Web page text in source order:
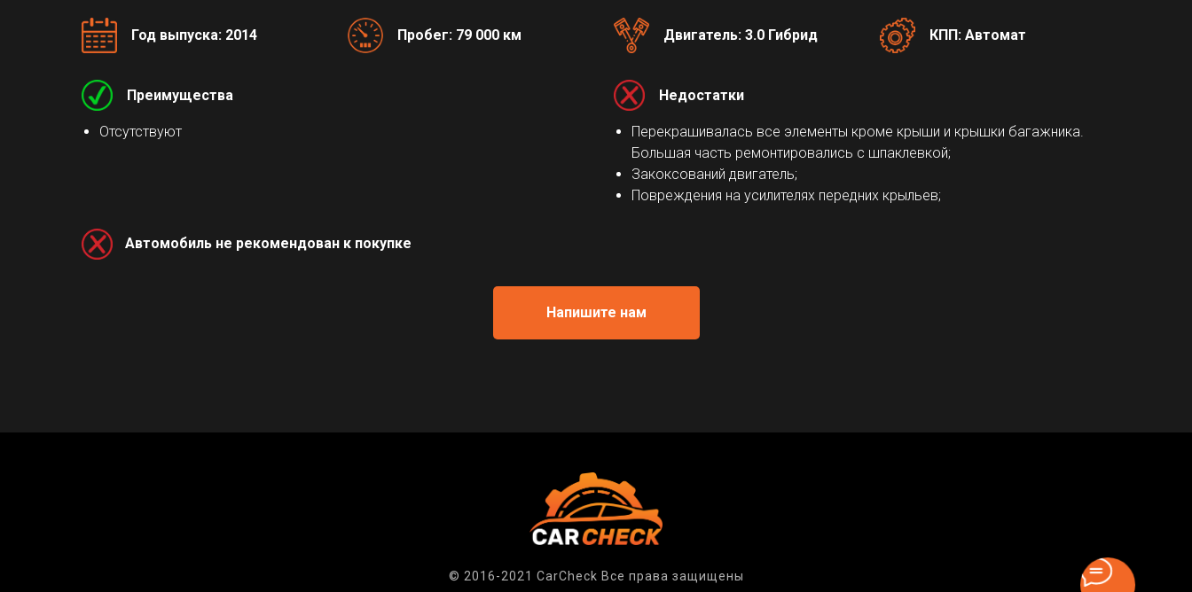
Год выпуска: 2014 Пробег: 79 000 км Двигатель: 3.0 Гибрид КПП: Автомат
Преимущества
Отсутствуют
Недостатки
Перекрашивалась все элементы кроме крыши и крышки багажника.
Большая часть ремонтировались с шпаклевкой;
Закоксований двигатель;
Повреждения на усилителях передних крыльев;
Автомобиль не рекомендован к покупке
Напишите нам
© 2016-2021 CarCheck Все права защищены